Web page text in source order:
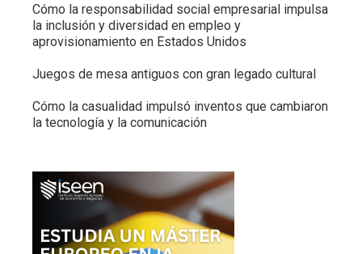
Cómo la responsabilidad social empresarial impulsa
la inclusión y diversidad en empleo y
aprovisionamiento en Estados Unidos
Juegos de mesa antiguos con gran legado cultural
Cómo la casualidad impulsó inventos que cambiaron
la tecnología y la comunicación